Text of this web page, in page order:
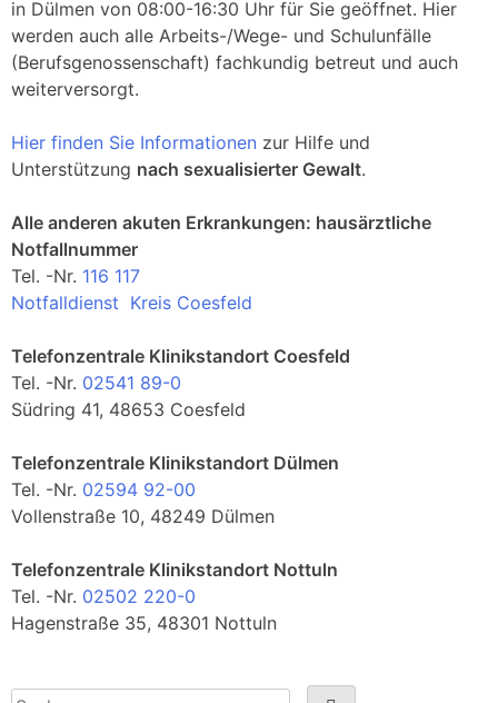
in Dülmen von 08:00-16:30 Uhr für Sie geöffnet. Hier
werden auch alle Arbeits-/Wege- und Schulunfälle
(Berufsgenossenschaft) fachkundig betreut und auch
weiterversorgt.
Hier finden Sie Informationen zur Hilfe und
Unterstützung nach sexualisierter Gewalt.
Alle anderen akuten Erkrankungen: hausärztliche
Notfallnummer
Tel. -Nr. 116 117
Notfalldienst Kreis Coesfeld
Telefonzentrale Klinikstandort Coesfeld
Tel. -Nr. 02541 89-0
Südring 41, 48653 Coesfeld
Telefonzentrale Klinikstandort Dülmen
Tel. -Nr. 02594 92-00
Vollenstraße 10, 48249 Dülmen
Telefonzentrale Klinikstandort Nottuln
Tel. -Nr. 02502 220-0
Hagenstraße 35, 48301 Nottuln